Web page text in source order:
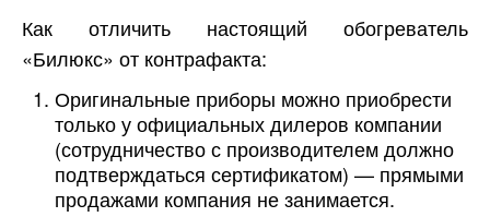
Как отличить настоящий обогреватель
«Билюкс» от контрафакта:
Оригинальные приборы можно приобрести
только у официальных дилеров компании
(сотрудничество с производителем должно
подтверждаться сертификатом) — прямыми
продажами компания не занимается.